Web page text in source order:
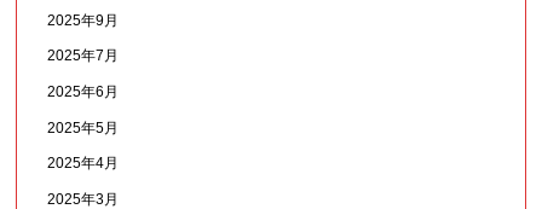
2025年9月
2025年7月
2025年6月
2025年5月
2025年4月
2025年3月